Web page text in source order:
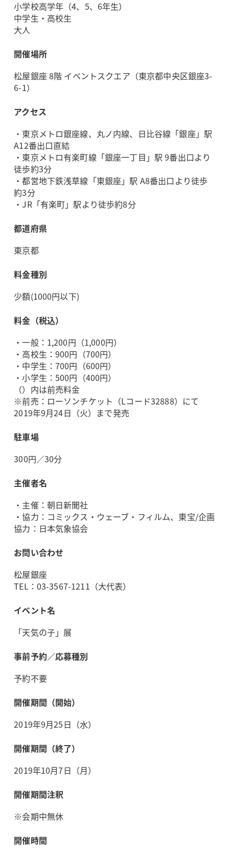
小学校高学年（4、5、6年生）
中学生・高校生
大人
開催場所
松屋銀座 8階 イベントスクエア（東京都中央区銀座3-
6-1）
アクセス
・東京メトロ銀座線、丸ノ内線、日比谷線「銀座」駅
A12番出口直結
・東京メトロ有楽町線「銀座一丁目」駅 9番出口より
徒歩約3分
・都営地下鉄浅草線「東銀座」駅 A8番出口より徒歩
約3分
・JR「有楽町」駅より徒歩約8分
都道府県
東京都
料金種別
少額(1000円以下)
料金（税込）
・一般：1,200円（1,000円）
・高校生：900円（700円）
・中学生：700円（600円）
・小学生：500円（400円）
（）内は前売料金
※前売：ローソンチケット（Lコード32888）にて
2019年9月24日（火）まで発売
駐車場
300円／30分
主催者名
・主催：朝日新聞社
・協力：コミックス・ウェーブ・フィルム、東宝/企画
協力：日本気象協会
お問い合わせ
松屋銀座
TEL：03-3567-1211（大代表）
イベント名
「天気の子」展
事前予約／応募種別
予約不要
開催期間（開始）
2019年9月25日（水）
開催期間（終了）
2019年10月7日（月）
開催期間注釈
※会期中無休
開催時間